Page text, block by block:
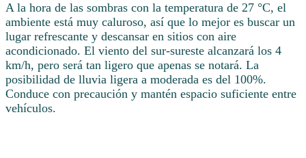
A la hora de las sombras con la temperatura de 27 °C, el
ambiente está muy caluroso, así que lo mejor es buscar un
lugar refrescante y descansar en sitios con aire
acondicionado. El viento del sur-sureste alcanzará los 4
km/h, pero será tan ligero que apenas se notará. La
posibilidad de lluvia ligera a moderada es del 100%.
Conduce con precaución y mantén espacio suficiente entre
vehículos.